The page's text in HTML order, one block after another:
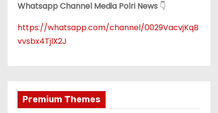
Whatsapp Channel Media Polri News 👇
https://whatsapp.com/channel/0029VacvjKqB
vvsbx4TjlX2J
Premium Themes